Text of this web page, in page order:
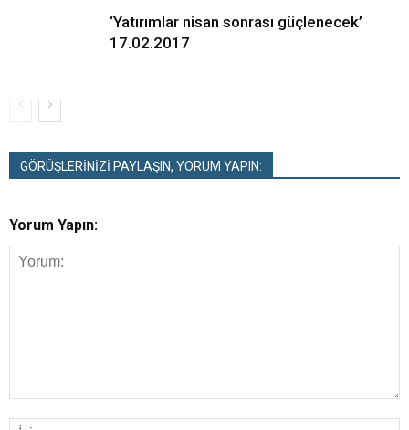
‘Yatırımlar nisan sonrası güçlenecek’
17.02.2017
GÖRÜŞLERİNİZİ PAYLAŞIN, YORUM YAPIN:
Yorum Yapın: